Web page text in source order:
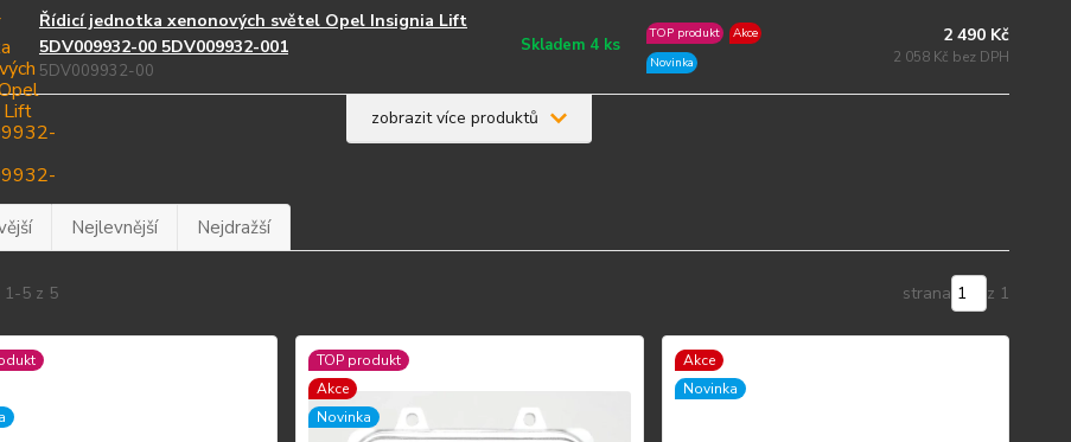
Řídicí jednotka xenonových světel Opel Insignia Lift
5DV009932-00 5DV009932-001
5DV009932-00
Skladem 4 ks
TOP produkt
Akce
Novinka
2 490 Kč
2 058 Kč bez DPH
zobrazit více produktů
Nejlevnější Nejdražší
1-5 z 5 strana z 1
TOP produkt
Akce
Novinka
Akce
Novinka